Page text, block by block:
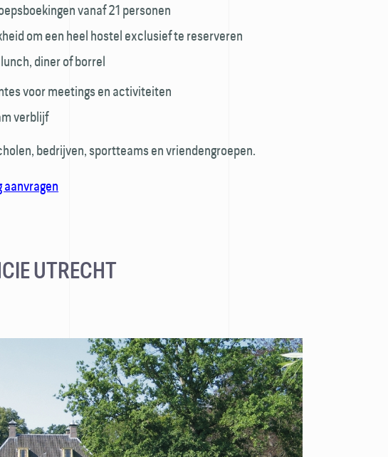
vanaf 21 personen
om een heel hostel exclusief te reserveren
diner of borrel
voor meetings en activiteiten
verblijf
bedrijven, sportteams en vriendengroepen.
aanvragen
UTRECHT